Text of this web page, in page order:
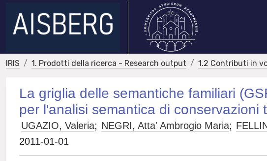
IRIS 1. Prodotti della ricerca - Research output 1.2 Contributi in
La griglia delle semantiche familiari
per l'analisi semantica di conservazioni
UGAZIO, Valeria; NEGRI, Atta' Ambrogio Maria;
2011-01-01